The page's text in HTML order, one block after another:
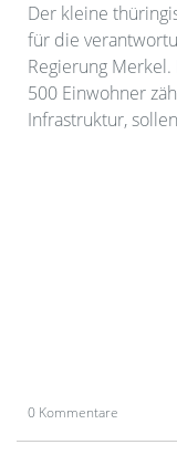
Der kleine
für die
Regierung
500 Einwohner
Infrastruktur,
0 Kommentare